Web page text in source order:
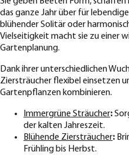
das ganze Jahr über für
blühender Solitär oder
Vielseitigkeit macht sie zu einer
Gartenplanung.
Dank ihrer unterschiedlichen
Ziersträucher flexibel einsetzen
Gartenpflanzen kombinieren.
Immergrüne Sträucher:
der kalten Jahreszeit.
Blühende Ziersträucher:
Frühling bis Herbst.